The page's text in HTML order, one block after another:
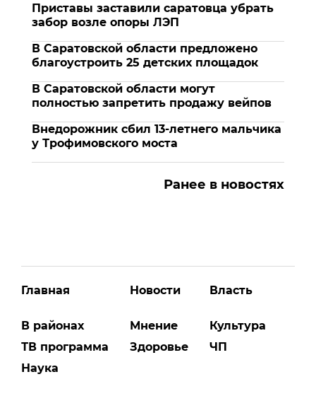
Приставы заставили саратовца убрать
забор возле опоры ЛЭП
В Саратовской области предложено
благоустроить 25 детских площадок
В Саратовской области могут
полностью запретить продажу вейпов
Внедорожник сбил 13-летнего мальчика
у Трофимовского моста
Ранее в новостях
Главная
В районах
ТВ программа
Наука
Новости
Мнение
Здоровье
Власть
Культура
ЧП